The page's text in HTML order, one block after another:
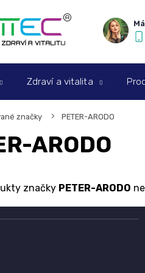
Zdraví a vitalita
značky PETER-ARODO
ARODO
značky PETER-ARODO